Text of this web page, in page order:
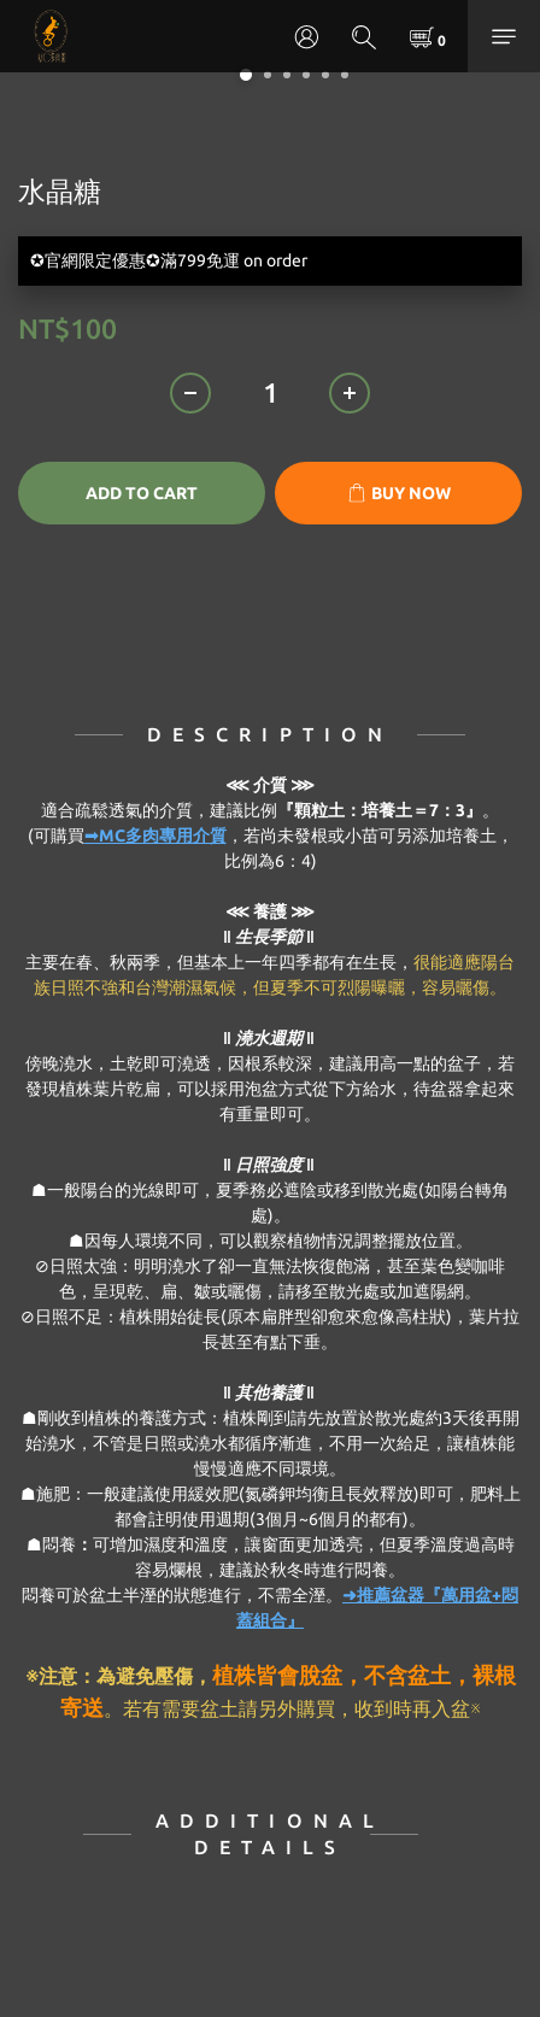
水晶糖
✪官網限定優惠✪滿799免運 on order
NT$100
ADD TO CART BUY NOW
DESCRIPTION
⋘介質 ⋙
適合疏鬆透氣的介質，建議比例
『顆粒土：培養土＝7：3』
。
(可購買➟MC多肉專用介質，若尚未發根或小苗可另添加培養土，
比例為6：4)
⋘ 養護 ⋙
‖ 生長季節 ‖
主要在春、秋兩季，但基本上一年四季都有在生長， 很能適應陽台
族日照不強和台灣潮濕氣候，但夏季不可烈陽曝曬，容易曬傷。
‖ 澆水週期 ‖
傍晚澆水，土乾即可澆透，因根系較深，建議用高一點的盆子，若
發現植株葉片乾扁，可以採用泡盆方式從下方給水，待盆器拿起來
有重量即可。
‖ 日照強度 ‖
☗一般陽台的光線即可，夏季務必遮陰或移到散光處(如陽台轉角
處)。
☗因每人環境不同，可以觀察植物情況調整擺放位置。
⊘日照太強：明明澆水了卻一直無法恢復飽滿，甚至葉色變咖啡
色，呈現乾、扁、皺或曬傷，請移至散光處或加遮陽網。
⊘日照不足：植株開始徒長(原本扁胖型卻愈來愈像高柱狀)，葉片拉
長甚至有點下垂。
‖ 其他養護 ‖
☗剛收到植株的養護方式：植株剛到請先放置於散光處約3天後再開
始澆水，不管是日照或澆水都循序漸進，不用一次給足，讓植株能
慢慢適應不同環境。
☗施肥：一般建議使用緩效肥(氮磷鉀均衡且長效釋放)即可，肥料上
都會註明使用週期(3個月~6個月的都有)。
☗悶養 ： 可增加濕度和溫度，讓窗面更加透亮，但夏季溫度過高時
容易爛根，建議於秋冬時進行悶養。
悶養可於盆土半溼的狀態進行，不需全溼。 ➜推薦盆器『萬用盆+悶
蓋組合』
※注意：為避免壓傷， 植株皆會脫盆，不含盆土，裸根
寄送。若有需要盆土請另外購買，收到時再入盆※
ADDITIONAL
DETAILS